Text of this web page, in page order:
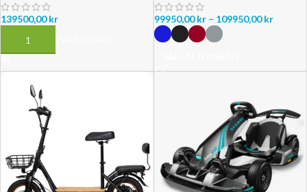
139500,00kr
LÄGG TILL I VARUKORG
99950,00kr – 109950,00kr